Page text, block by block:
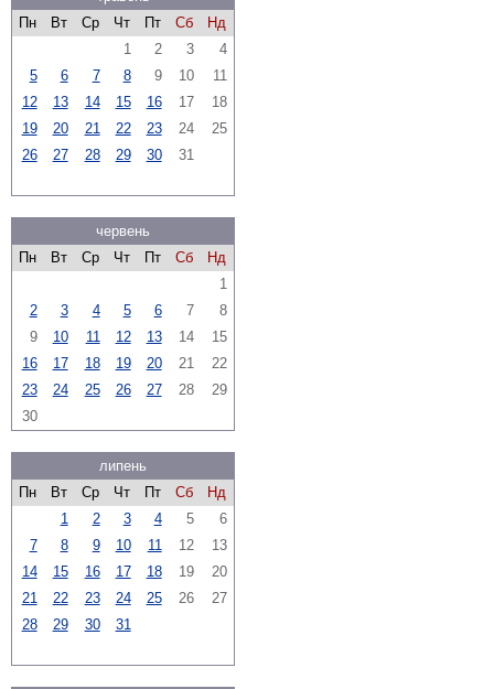
Пн
Вт Ср Чт Пт Сб
Нд
1
2 3
4
5
6 7 8 9 10
11
12
13 14 15 16 17
18
19
20 21 22 23 24
25
26
27 28 29 30 31
червень
Пн
Вт Ср Чт Пт Сб
Нд
1
2
3 4 5 6 7
8
9
10 11 12 13 14
15
16
17 18 19 20 21
22
23
24 25 26 27 28
29
30
липень
Пн
Вт Ср Чт Пт Сб
Нд
1
2 3 4 5
6
7
8 9 10 11 12
13
14
15 16 17 18 19
20
21
22 23 24 25 26
27
28
29 30 31